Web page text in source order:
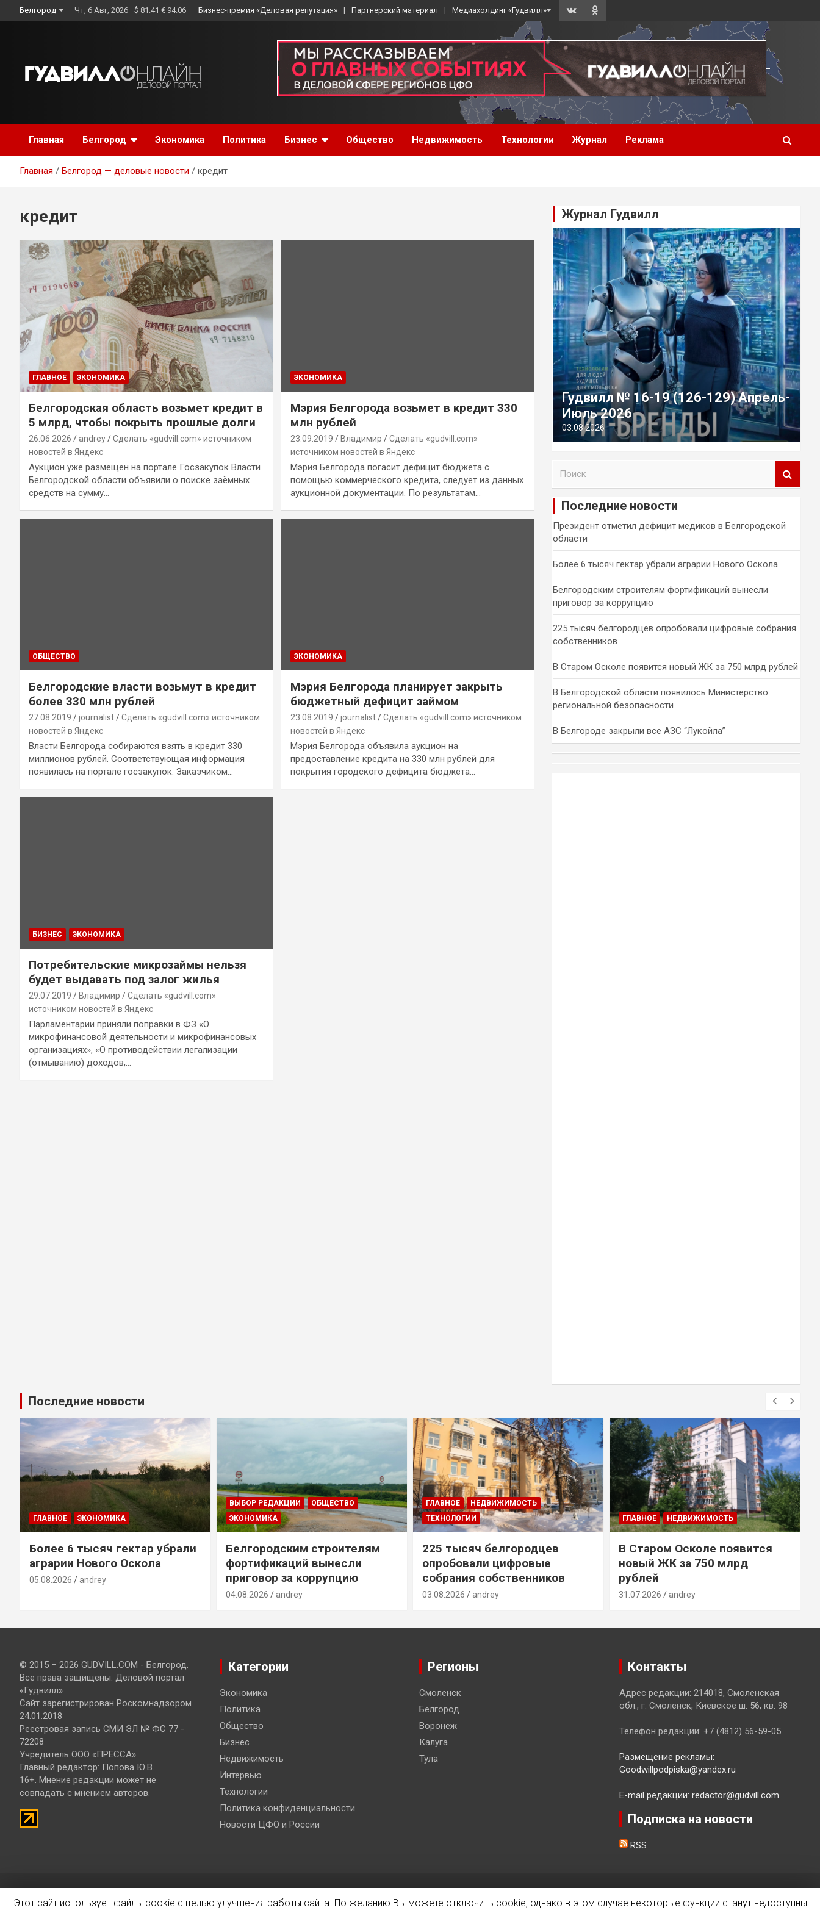
to
Белгород Чт, 6 Авг, 2026 $ 81.41 € 94.06 Бизнес-премия «Деловая репутация» Партнерский материал Медиахолдинг «Гудвилл»
Главная Белгород Экономика Политика Бизнес Общество Недвижимость Технологии Журнал Реклама
Главная Белгород — деловые новости кредит
кредит
ГЛАВНОЕ ЭКОНОМИКА
Белгородская область возьмет кредит в
5 млрд, чтобы покрыть прошлые долги
26.06.2026 andrey
Сделать «gudvill.com» источником
новостей в Яндекс
Аукцион уже размещен на портале Госзакупок Власти
Белгородской области объявили о поиске заёмных
средств на сумму…
ЭКОНОМИКА
Мэрия Белгорода возьмет в кредит 330
млн рублей
23.09.2019 Владимир
Сделать «gudvill.com»
источником новостей в Яндекс
Мэрия Белгорода погасит дефицит бюджета с
помощью коммерческого кредита, следует из данных
аукционной документации. По результатам…
ОБЩЕСТВО
Белгородские власти возьмут в кредит
более 330 млн рублей
27.08.2019 journalist
Сделать «gudvill.com» источником
новостей в Яндекс
Власти Белгорода собираются взять в кредит 330
миллионов рублей. Соответствующая информация
появилась на портале госзакупок. Заказчиком…
ЭКОНОМИКА
Мэрия Белгорода планирует закрыть
бюджетный дефицит займом
23.08.2019 journalist
Сделать «gudvill.com» источником
новостей в Яндекс
Мэрия Белгорода объявила аукцион на
предоставление кредита на 330 млн рублей для
покрытия городского дефицита бюджета…
БИЗНЕС ЭКОНОМИКА
Потребительские микрозаймы нельзя
будет выдавать под залог жилья
29.07.2019 Владимир
Сделать «gudvill.com»
источником новостей в Яндекс
Парламентарии приняли поправки в ФЗ «О
микрофинансовой деятельности и микрофинансовых
организациях», «О противодействии легализации
(отмыванию) доходов,…
Журнал Гудвилл
Гудвилл № 16-19 (126-129) Апрель-
Июль 2026
03.08.2026
и
Последние новости
Президент отметил дефицит медиков в Белгородской
области
Более 6 тысяч гектар убрали аграрии Нового Оскола
Белгородским строителям фортификаций вынесли
приговор за коррупцию
225 тысяч белгородцев опробовали цифровые собрания
собственников
В Старом Осколе появится новый ЖК за 750 млрд рублей
В Белгородской области появилось Министерство
региональной безопасности
В Белгороде закрыли все АЗС “Лукойла”
Последние новости
ГЛАВНОЕ ЭКОНОМИКА
Более 6 тысяч гектар убрали
аграрии Нового Оскола
05.08.2026 andrey
ВЫБОР РЕДАКЦИИ
ОБЩЕСТВО
ЭКОНОМИКА
Белгородским строителям
фортификаций вынесли
приговор за коррупцию
04.08.2026 andrey
ГЛАВНОЕ
НЕДВИЖИМОСТЬ
ТЕХНОЛОГИИ
225 тысяч белгородцев
опробовали цифровые
собрания собственников
03.08.2026 andrey
ГЛАВНОЕ НЕДВИЖИМОСТЬ
В Старом Осколе появится
новый ЖК за 750 млрд
рублей
31.07.2026 andrey
© 2015 – 2026 GUDVILL.COM - Белгород.
Все права защищены. Деловой портал
«Гудвилл»
Сайт зарегистрирован Роскомнадзором
24.01.2018
Реестровая запись СМИ ЭЛ № ФС 77 -
72208
Учредитель ООО «ПРЕССА»
Главный редактор: Попова Ю.В.
16+. Мнение редакции может не
совпадать с мнением авторов.
Категории
Экономика
Политика
Общество
Бизнес
Недвижимость
Интервью
Технологии
Политика конфиденциальности
Новости ЦФО и России
Регионы
Смоленск
Белгород
Воронеж
Калуга
Тула
Контакты
Адрес редакции: 214018, Смоленская
обл., г. Смоленск, Киевское ш. 56, кв. 98
Телефон редакции: +7 (4812) 56-59-05
Размещение рекламы:
Goodwillpodpiska@yandex.ru
E-mail редакции: redactor@gudvill.com
Подписка на новости
RSS
Этот сайт использует файлы cookie с целью улучшения работы сайта. По желанию Вы можете отключить cookie, однако в этом случае некоторые функции станут недоступны